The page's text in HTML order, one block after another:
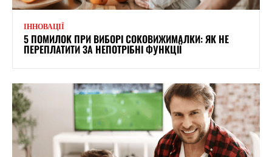
ІННОВАЦІЇ
5 ПОМИЛОК ПРИ ВИБОРІ СОКОВИЖИМАЛКИ: ЯК НЕ
ПЕРЕПЛАТИТИ ЗА НЕПОТРІБНІ ФУНКЦІЇ